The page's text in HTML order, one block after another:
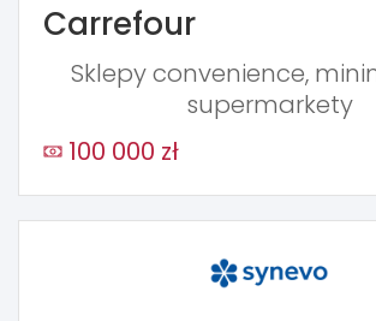
Carrefour
Sklepy convenience,
supermarkety
100 000 zł